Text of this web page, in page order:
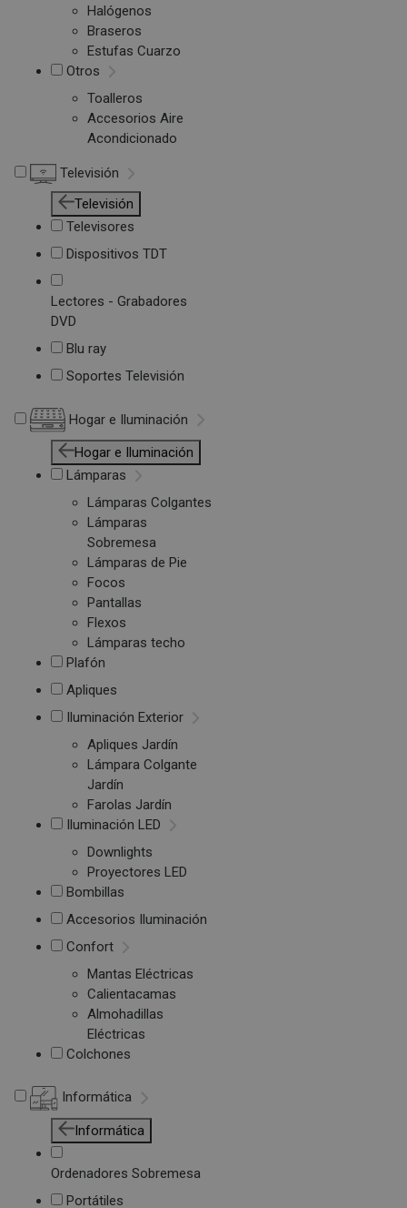
Halógenos
Braseros
Estufas Cuarzo
Otros
Toalleros
Accesorios Aire
Acondicionado
Televisión
Televisión
Televisores
Dispositivos TDT
Lectores - Grabadores
DVD
Blu ray
Soportes Televisión
Hogar e Iluminación
Hogar e Iluminación
Lámparas
Lámparas Colgantes
Lámparas
Sobremesa
Lámparas de Pie
Focos
Pantallas
Flexos
Lámparas techo
Plafón
Apliques
Iluminación Exterior
Apliques Jardín
Lámpara Colgante
Jardín
Farolas Jardín
Iluminación LED
Downlights
Proyectores LED
Bombillas
Accesorios Iluminación
Confort
Mantas Eléctricas
Calientacamas
Almohadillas
Eléctricas
Colchones
Informática
Informática
Ordenadores Sobremesa
Portátiles